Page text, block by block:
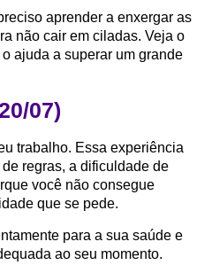
aprender a enxergar as
não cair em ciladas. Veja o
ajuda a superar um grande
07)
trabalho. Essa experiência
regras, a dificuldade de
você não consegue
que se pede.
para a sua saúde e
ao seu momento.